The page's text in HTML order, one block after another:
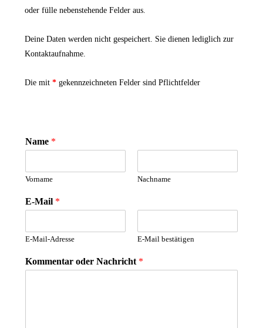
oder fülle nebenstehende Felder aus.
Deine Daten werden nicht gespeichert. Sie dienen lediglich zur
Kontaktaufnahme.
Die mit * gekennzeichneten Felder sind Pflichtfelder
Name *
Vorname Nachname
E-Mail *
E-Mail-Adresse E-Mail bestätigen
Kommentar oder Nachricht *